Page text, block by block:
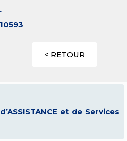
< RETOUR
et de Services